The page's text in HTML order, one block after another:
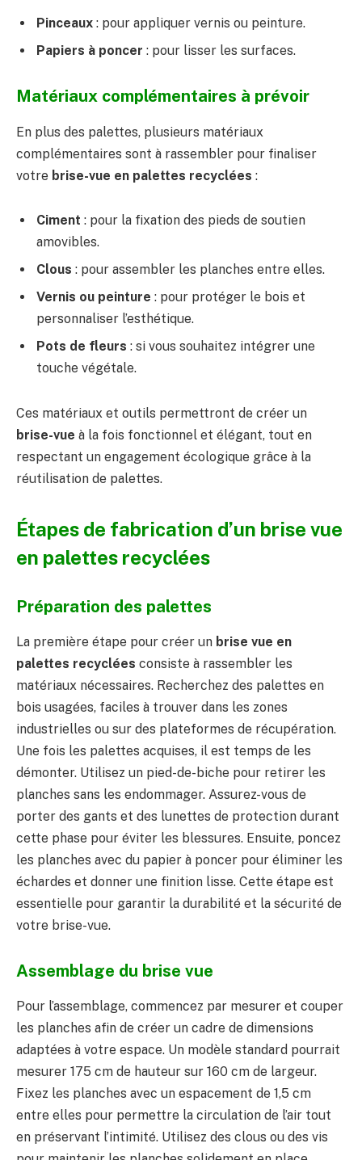
Pinceaux : pour appliquer vernis ou peinture.
Papiers à poncer : pour lisser les surfaces.
Matériaux complémentaires à prévoir
En plus des palettes, plusieurs matériaux
complémentaires sont à rassembler pour finaliser
votre brise-vue en palettes recyclées :
Ciment : pour la fixation des pieds de soutien
amovibles.
Clous : pour assembler les planches entre elles.
Vernis ou peinture : pour protéger le bois et
personnaliser l’esthétique.
Pots de fleurs : si vous souhaitez intégrer une
touche végétale.
Ces matériaux et outils permettront de créer un
brise-vue à la fois fonctionnel et élégant, tout en
respectant un engagement écologique grâce à la
réutilisation de palettes.
Étapes de fabrication d’un brise vue
en palettes recyclées
Préparation des palettes
La première étape pour créer un brise vue en
palettes recyclées consiste à rassembler les
matériaux nécessaires. Recherchez des palettes en
bois usagées, faciles à trouver dans les zones
industrielles ou sur des plateformes de récupération.
Une fois les palettes acquises, il est temps de les
démonter. Utilisez un pied-de-biche pour retirer les
planches sans les endommager. Assurez-vous de
porter des gants et des lunettes de protection durant
cette phase pour éviter les blessures. Ensuite, poncez
les planches avec du papier à poncer pour éliminer les
échardes et donner une finition lisse. Cette étape est
essentielle pour garantir la durabilité et la sécurité de
votre brise-vue.
Assemblage du brise vue
Pour l’assemblage, commencez par mesurer et couper
les planches afin de créer un cadre de dimensions
adaptées à votre espace. Un modèle standard pourrait
mesurer 175 cm de hauteur sur 160 cm de largeur.
Fixez les planches avec un espacement de 1,5 cm
entre elles pour permettre la circulation de l’air tout
en préservant l’intimité. Utilisez des clous ou des vis